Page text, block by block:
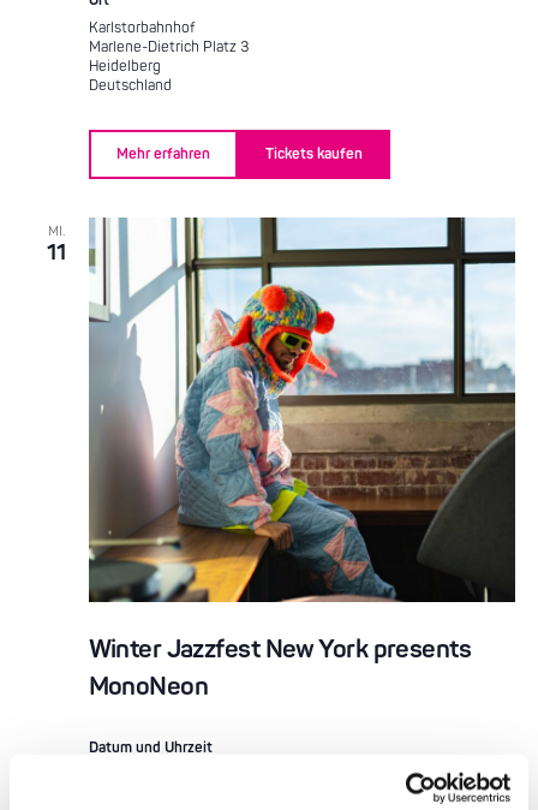
Karlstorbahnhof
Marlene-Dietrich Platz 3
Heidelberg
Deutschland
Mehr erfahren Tickets kaufen
MI.
11
Winter Jazzfest New York presents
MonoNeon
Datum und Uhrzeit